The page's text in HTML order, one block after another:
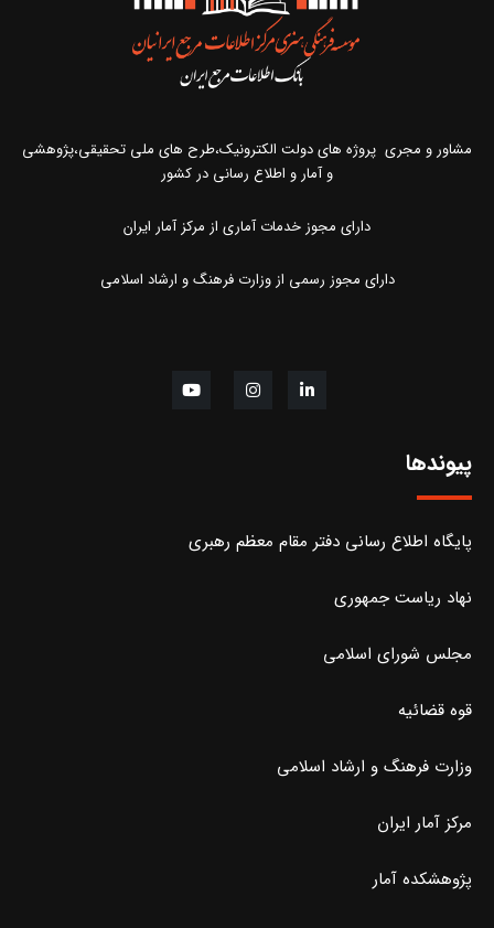
مشاور و مجری پروژه های دولت الکترونیک،طرح های ملی تحقیقی،پژوهشی
و آمار و اطلاع رسانی در کشور
دارای مجوز خدمات آماری از مرکز آمار ایران
دارای مجوز رسمی از وزارت فرهنگ و ارشاد اسلامی
پیوندها
پایگاه اطلاع رسانی دفتر مقام معظم رهبری
نهاد ریاست جمهوری
مجلس شورای اسلامی
قوه قضائیه
وزارت فرهنگ و ارشاد اسلامی
مرکز آمار ایران
پژوهشکده آمار